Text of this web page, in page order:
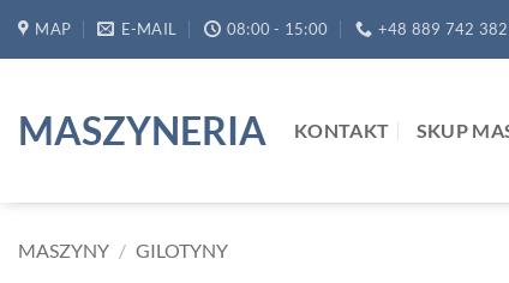
MAP E-MAIL 08:00 - 15:00 +48 889 742 382
MASZYNERIA KONTAKT SKUP
MASZYNY / GILOTYNY